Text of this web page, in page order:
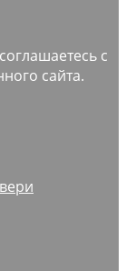
с
сайта.